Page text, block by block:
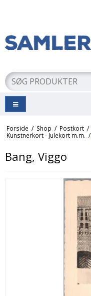
Forside / Shop / Postkort /
Kunstnerkort - Julekort m.m. /
Bang, Viggo